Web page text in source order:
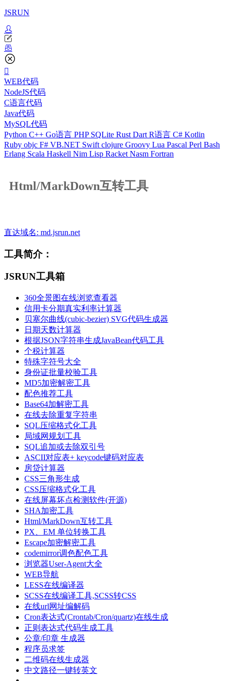
JSRUN
WEB代码
NodeJS代码
C语言代码
Java代码
MySQL代码
Python C++ Go语言 PHP SQLite Rust Dart R语言 C# Kotlin
Ruby objc F# VB.NET Swift clojure Groovy Lua Pascal Perl Bash
Erlang Scala Haskell Nim Lisp Racket Nasm Fortran
Html/MarkDown互转工具
直达域名: md.jsrun.net
工具简介：
JSRUN工具箱
360全景图在线浏览查看器
信用卡分期真实利率计算器
贝塞尔曲线(cubic-bezier) SVG代码生成器
日期天数计算器
根据JSON字符串生成JavaBean代码工具
个税计算器
特殊字符号大全
身份证批量校验工具
MD5加密解密工具
配色推荐工具
Base64加解密工具
在线去除重复字符串
SQL压缩格式化工具
局域网规划工具
SQL追加或去除双引号
ASCII对应表+ keycode键码对应表
房贷计算器
CSS三角形生成
CSS压缩格式化工具
在线屏幕坏点检测软件(开源)
SHA加密工具
Html/MarkDown互转工具
PX、EM 单位转换工具
Escape加密解密工具
codemirror调色配色工具
浏览器User-Agent大全
WEB导航
LESS在线编译器
SCSS在线编译工具,SCSS转CSS
在线url网址编解码
Cron表达式(Crontab/Cron/quartz)在线生成
正则表达式代码生成工具
公章/印章 生成器
程序员求签
二维码在线生成器
中文路径一键转英文